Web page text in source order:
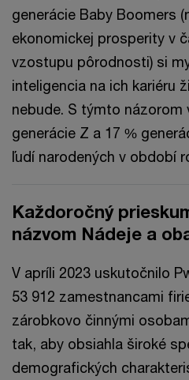
generácie Baby Boomers
ekonomickej prosperity v
vzostupu pôrodnosti) si
inteligencia na ich kariéru
nebude. S týmto názorom
generácie Z a 17 %
ľudí narodených v období
Každoročný
názvom Nádeje a
V apríli 2023 uskutočnilo
53 912 zamestnancami
zárobkovo činnými
tak, aby obsiahla široké
demografických